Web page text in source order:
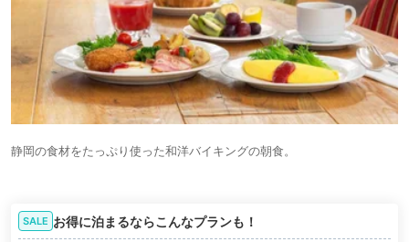
静岡の食材をたっぷり使った和洋バイキングの朝食。
SALE お得に泊まるならこんなプランも！